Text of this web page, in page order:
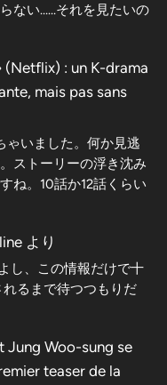
ない……それを見たいの
(Netflix) : un K-drama
mais pas sans
ゃいました。何か見逃
ストーリーの浮き沈み
ね。10話か12話くらい
より
し、この情報だけで十
るまで待つつもりだ
Jung Woo-sung se
teaser de la